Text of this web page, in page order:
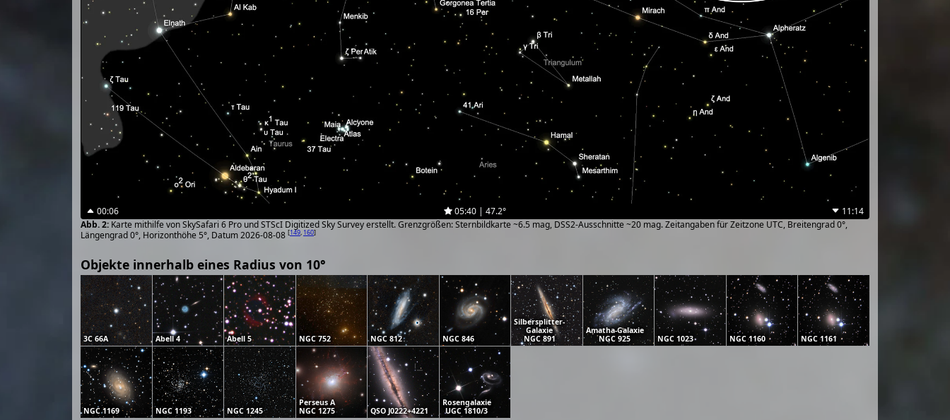
00:06 05:40 | 47.2°
11:14
Karte mithilfe von SkySafari 6 Pro und STScI Digitized Sky Survey erstellt. Grenzgrößen: Sternbildkarte ~6.5 mag, DSS2-Ausschnitte ~20 mag. Zeitangaben für Zeitzone UTC, Breitengrad 0°,
Längengrad 0°, Horizonthöhe 5°, Datum 2026-08-08 [149, 160]
Objekte innerhalb eines Radius von 10°
3C 66A Abell 4 Abell 5 NGC 752 NGC 812 NGC 846
Silbersplitter-
Galaxie
NGC 891
Amatha-Galaxie
NGC 925
NGC 1023 NGC 1160 NGC 1161
NGC 1169 NGC 1193 NGC 1245
Perseus A
NGC 1275
QSO J0222+4221
Rosengalaxie
UGC 1810/3